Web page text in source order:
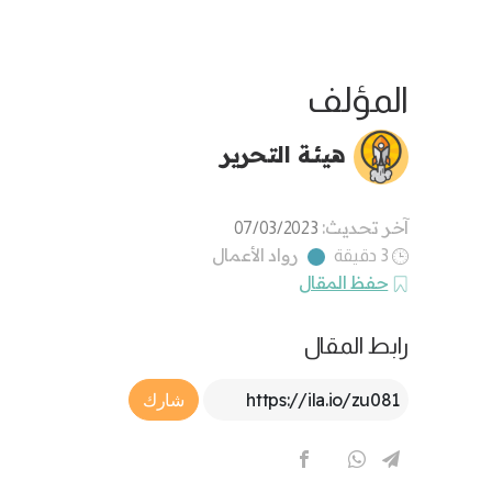
المؤلف
هيئة التحرير
آخر تحديث: 07/03/2023
3 دقيقة
رواد الأعمال
حفظ المقال
رابط المقال
Article Link
شارك